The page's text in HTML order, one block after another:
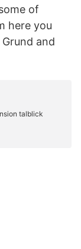
of
here you
and